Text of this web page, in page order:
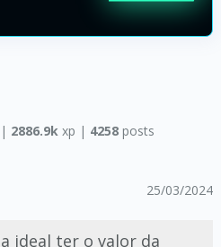
| 2886.9k xp | 4258posts
25/03/2024
ideal ter o valor da